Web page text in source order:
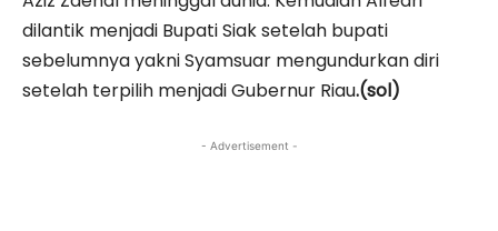
dilantik menjadi Bupati Siak setelah bupati
sebelumnya yakni Syamsuar mengundurkan diri
setelah terpilih menjadi Gubernur Riau.(sol)
- Advertisement -